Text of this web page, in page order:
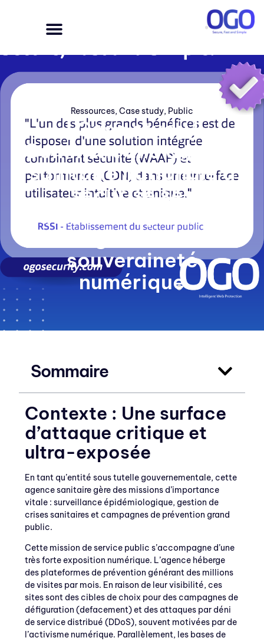
Ressources,Case study, Public
[Case study]
Comment une agence
sanitaire nationale a
sécurisé ses
plateformes publiques
et garanti sa
souveraineté
numérique
Sommaire
Contexte : Une surface
d’attaque critique et
ultra-exposée
En tant qu’entité sous tutelle gouvernementale, cette
agence sanitaire gère des missions d’importance
vitale : surveillance épidémiologique, gestion de
crises sanitaires et campagnes de prévention grand
public.
Cette mission de service public s’accompagne d’une
très forte exposition numérique. L’agence héberge
des plateformes de prévention générant des millions
de visites par mois. En raison de leur visibilité, ces
sites sont des cibles de choix pour des campagnes de
défiguration (defacement) et des attaques par déni
de service distribué (DDoS), souvent motivées par de
l’activisme numérique. Parallèlement, les bases de